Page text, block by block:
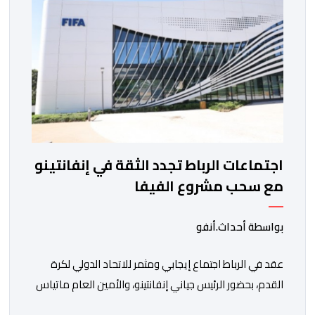
الغامبي، حيث يطمح الفريق […]
اجتماعات الرباط تجدد الثقة في إنفانتينو
مع سحب مشروع الفيفا
بواسطة أحداث.أنفو
عقد في الرباط اجتماع إيجابي ومثمر للاتحاد الدولي لكرة
القدم، بحضور الرئيس جياني إنفانتينو، والأمين العام ماتياس